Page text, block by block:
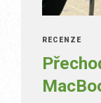
RECENZE